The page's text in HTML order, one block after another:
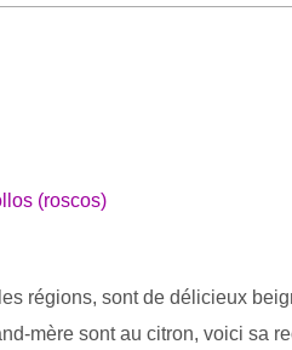
régions, sont de délicieux
mère sont au citron, voici sa